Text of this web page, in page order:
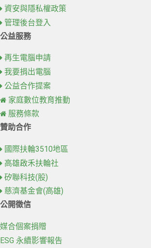
資安與隱私權政策
管理後台登入
公益服務
再生電腦申請
我要捐出電腦
公益合作提案
家庭數位教育推動
服務條款
贊助合作
國際扶輪3510地區
高雄啟禾扶輪社
矽聯科技(股)
慈濟基金會(高雄)
公開徵信
媒合個案捐贈
ESG 永續影響報告